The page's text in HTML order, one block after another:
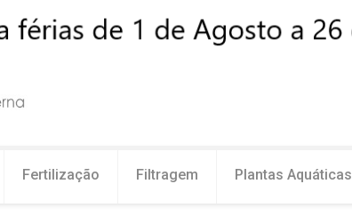
Fertilização Filtragem Plantas Aquáticas